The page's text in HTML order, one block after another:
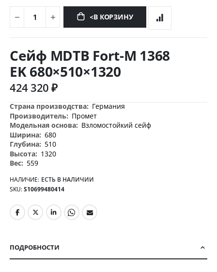
<В КОРЗИНУ
началу
изображений
Сейф MDTB Fort-M 1368
EK 680×510×1320
424 320 ₽
Дополнительная
информация
Германия
Промет
Взломостойкий сейф
680
510
1320
559
НАЛИЧИЕ: ЕСТЬ В НАЛИЧИИ
SKU S10699480414
ПОДРОБНОСТИ